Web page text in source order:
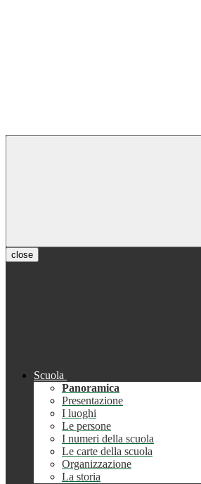
close
Scuola
Panoramica
Presentazione
I luoghi
Le persone
I numeri della scuola
Le carte della scuola
Organizzazione
La storia